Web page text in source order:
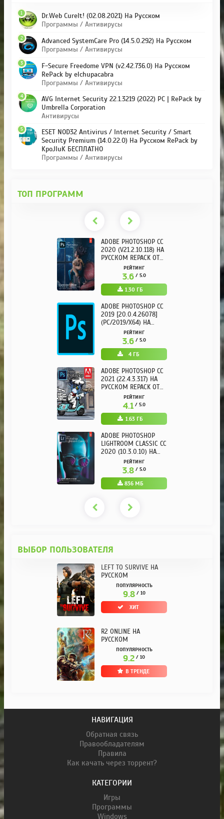
Dr.Web CureIt! (02.08.2021) На Русском
Программы / Антивирусы
1
Advanced SystemCare Pro (14.5.0.292) На Русском
Программы / Антивирусы
2
F-Secure Freedome VPN (v2.42.736.0) На Русском
RePack by elchupacabra
Программы / Антивирусы
3
AVG Internet Security 22.1.3219 (2022) PC | RePack by
Umbrella Corporation
Антивирусы
4
ESET NOD32 Antivirus / Internet Security / Smart
Security Premium (14.0.22.0) На Русском RePack by
KpoJIuK БЕСПЛАТНО
Программы / Антивирусы
5
ТОП ПРОГРАММ
ADOBE PHOTOSHOP CC
2020 (V21.2.10.118) НА
РУССКОМ REPACK ОТ
KPOJIUKРЕЙТИНГ
3.6/ 5.0
1.30 ГБ
ADOBE PHOTOSHOP CC
2019 [20.0.4.26078]
(PC/2019/X64) НА
РУССКОМРЕЙТИНГ
3.6/ 5.0
4 ГБ
ADOBE PHOTOSHOP CC
2021 (22.4.3.317) НА
РУССКОМ REPACK ОТ
KPOJIUKРЕЙТИНГ
4.1 / 5.0
1.63 ГБ
ADOBE PHOTOSHOP
LIGHTROOM CLASSIC CC
2020 (10.3.0.10) НА
РУССКОМ REPACK ОТ
KPOJIUK
РЕЙТИНГ
3.8 / 5.0
836 МБ
ВЫБОР ПОЛЬЗОВАТЕЛЯ
LEFT TO SURVIVE НА
РУССКОМ
ПОПУЛЯРНОСТЬ
9.8 / 10
ХИТ
R2 ONLINE НА
РУССКОМ
ПОПУЛЯРНОСТЬ
9.2 / 10
В ТРЕНДЕ
НАВИГАЦИЯ
Обратная связь
Правообладателям
Правила
Как качать через торрент?
КАТЕГОРИИ
Игры
Программы
Windows